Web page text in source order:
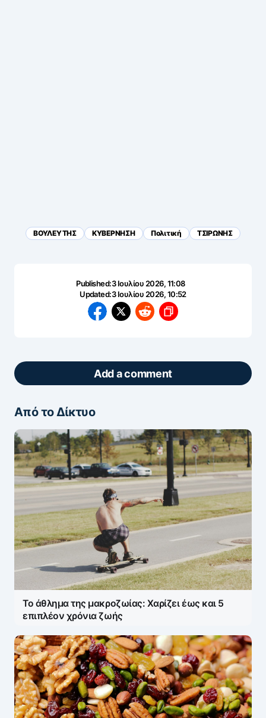
ΒΟΥΛΕΥΤΗΣ ΚΥΒΕΡΝΗΣΗ Πολιτική ΤΣΙΡΩΝΗΣ
Published:3 Ιουλίου 2026, 11:08
Updated:3 Ιουλίου 2026, 10:52
Add a comment
ΖΩΝΤΑΝΆ ΣΧΌΛΙΑ
Πάρτε μέρος στη συζήτηση — το σχόλιό σας
ελέγχεται άμεσα από AI (Ελληνικά & Αγγλικά).
ΠΡΟΣΤΑΣΊΑ AI
Η ηλ. διεύθυνση σας δεν δημοσιεύεται. Τα
υποχρεωτικά πεδία σημειώνονται με
Message*
Name*
Από το Δίκτυο
Το άθλημα της μακροζωίας: Χαρίζει έως και 5
επιπλέον χρόνια ζωής